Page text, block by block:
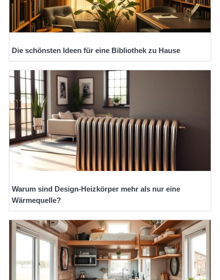
Die schönsten Ideen für eine Bibliothek zu Hause
Warum sind Design-Heizkörper mehr als nur eine
Wärmequelle?